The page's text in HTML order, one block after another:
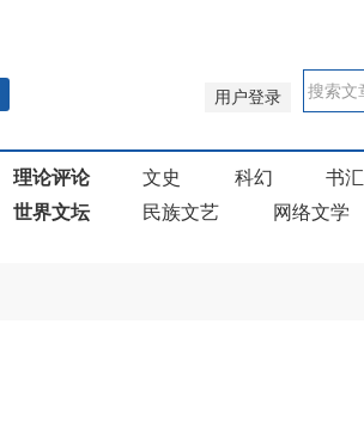
用户登录
理论评论 文史 科幻 书汇
世界文坛
民族文艺 网络文学